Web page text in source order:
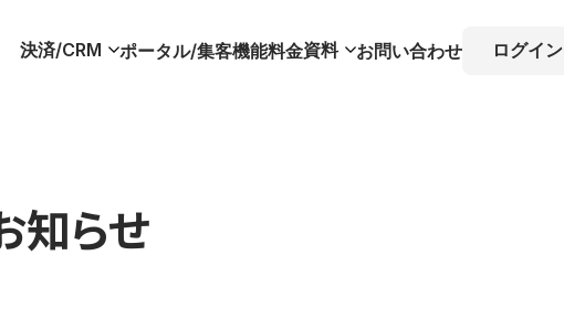
決済/CRM ポータル/集客機能料金資料 お問い合わせ ログイン
知らせ